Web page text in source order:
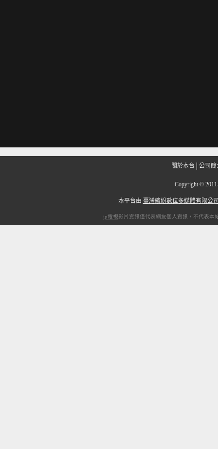
關於本台 公司簡
Copyright ©
本平台由 臺灣繽紛數位多媒體有限公
ip電視影片資訊僅代表網友個人資訊，不代表本